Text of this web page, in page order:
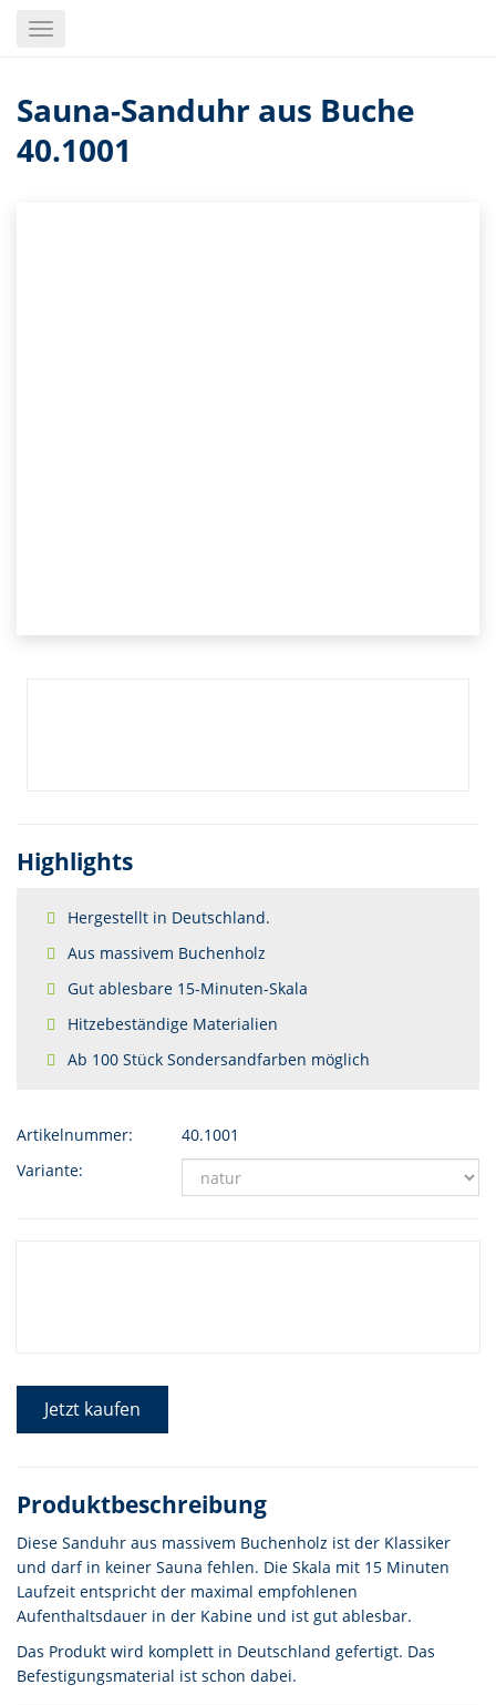
Toggle
Sauna-Sanduhr aus Buche
40.1001
Highlights
Hergestellt in Deutschland.
Aus massivem Buchenholz
Gut ablesbare 15-Minuten-Skala
Hitzebeständige Materialien
Ab 100 Stück Sondersandfarben möglich
Artikelnummer:
40.1001
Variante:
Jetzt kaufen
Produktbeschreibung
Diese Sanduhr aus massivem Buchenholz ist der Klassiker
und darf in keiner Sauna fehlen. Die Skala mit 15 Minuten
Laufzeit entspricht der maximal empfohlenen
Aufenthaltsdauer in der Kabine und ist gut ablesbar.
Das Produkt wird komplett in Deutschland gefertigt. Das
Befestigungsmaterial ist schon dabei.